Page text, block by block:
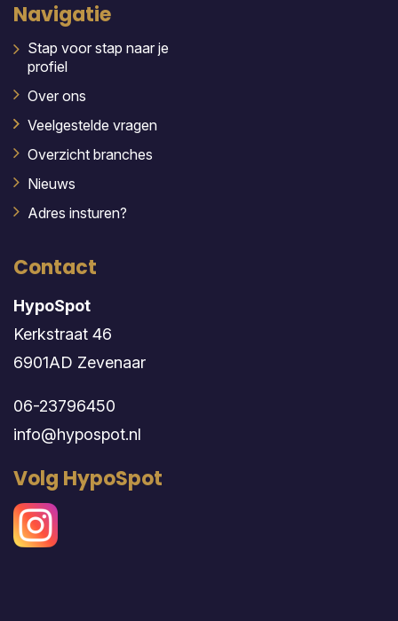
Navigatie
Stap voor stap naar je
profiel
Over ons
Veelgestelde vragen
Overzicht branches
Nieuws
Adres insturen?
Contact
HypoSpot
Kerkstraat 46
6901AD Zevenaar
06-23796450
info@hypospot.nl
Volg HypoSpot